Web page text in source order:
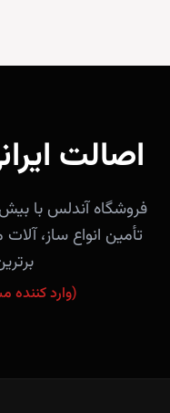
اصالت
تأمین انواع ساز،
(وارد کننده